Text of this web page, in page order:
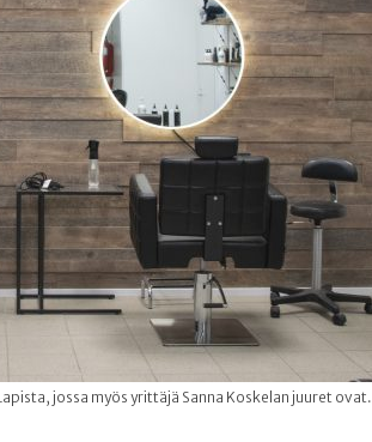
jossa myös yrittäjä Sanna Koskelan juuret ovat.